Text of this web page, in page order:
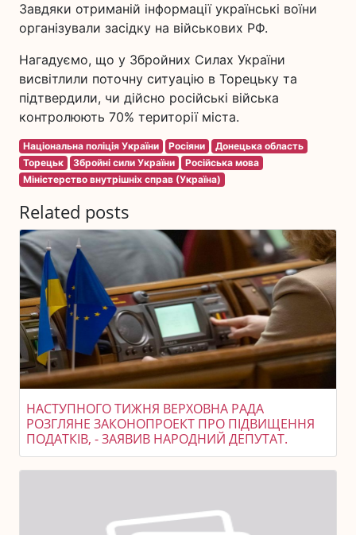
Завдяки отриманій інформації українські воїни
організували засідку на військових РФ.
Нагадуємо, що у Збройних Силах України
висвітлили поточну ситуацію в Торецьку та
підтвердили, чи дійсно російські війська
контролюють 70% території міста.
Національна поліція України Росіяни
Донецька область
Торецьк
Збройні сили України
Російська мова
Міністерство внутрішніх справ (Україна)
Related posts
НАСТУПНОГО ТИЖНЯ ВЕРХОВНА РАДА
РОЗГЛЯНЕ ЗАКОНОПРОЕКТ ПРО ПІДВИЩЕННЯ
ПОДАТКІВ, - ЗАЯВИВ НАРОДНИЙ ДЕПУТАТ.